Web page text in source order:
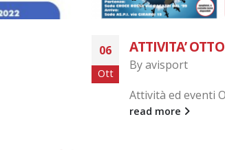
Ott
ATTIVITA’
Byavisport
Attività ed eventi
read more